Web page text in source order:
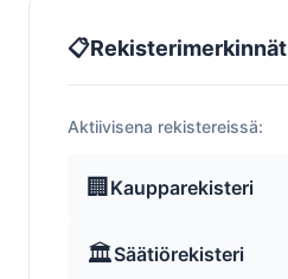
📋Rekisterimerkinnät
Aktiivisena rekistereissä:
🏢 Kaupparekisteri
🏛️Säätiörekisteri